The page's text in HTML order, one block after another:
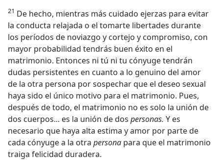
21 De hecho, mientras más cuidado ejerzas para evitar
la conducta relajada o el tomarte libertades durante
los períodos de noviazgo y cortejo y compromiso, con
mayor probabilidad tendrás buen éxito en el
matrimonio. Entonces ni tú ni tu cónyuge tendrán
dudas persistentes en cuanto a lo genuino del amor
de la otra persona por sospechar que el deseo sexual
haya sido el único motivo para el matrimonio. Pues,
después de todo, el matrimonio no es solo la unión de
dos cuerpos... es la unión de dos personas. Y es
necesario que haya alta estima y amor por parte de
cada cónyuge a la otra persona para que el matrimonio
traiga felicidad duradera.